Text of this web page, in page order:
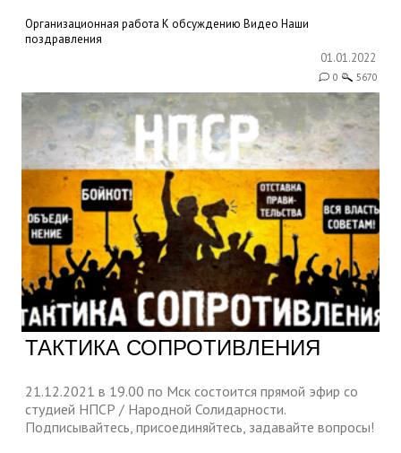
Организационная работа К обсуждению Видео Наши
поздравления
01.01.2022
0 5670
ТАКТИКА СОПРОТИВЛЕНИЯ
21.12.2021 в 19.00 по Мск состоится прямой эфир со
студией НПСР / Народной Солидарности.
Подписывайтесь, присоединяйтесь, задавайте вопросы!